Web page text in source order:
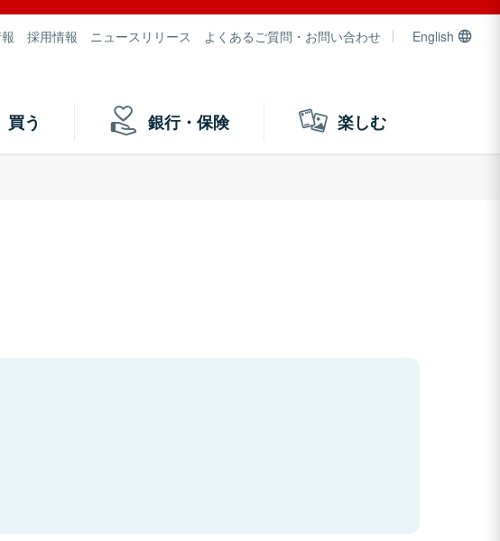
採用情報 ニュースリリース よくあるご質問・お問い合わせ English
買う 銀行・保険 楽しむ